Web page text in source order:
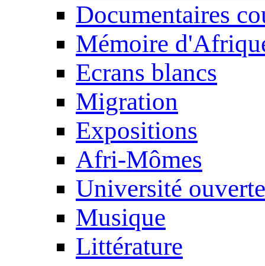
Documentaires
Mémoire
Ecrans blancs
Migration
Expositions
Afri-Mômes
Université ouverte
Musique
Littérature